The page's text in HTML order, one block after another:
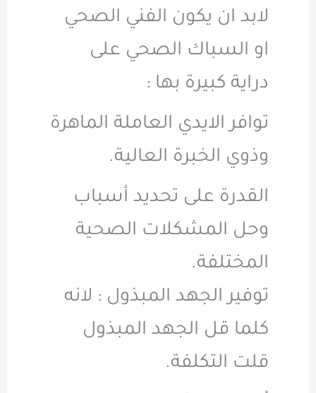
لابد ان يكون الفني الصحي
او السباك الصحي على
دراية كبيرة بها :
توافر الايدي العاملة الماهرة
وذوي الخبرة العالية.
القدرة على تحديد أسباب
وحل المشكلات الصحية
المختلفة.
توفير الجهد المبذول : لانه
كلما قل الجهد المبذول
قلت التكلفة.